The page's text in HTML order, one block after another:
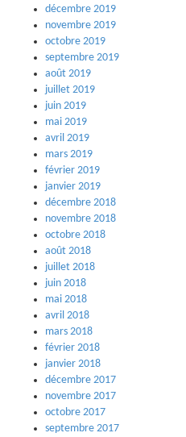
décembre 2019
novembre 2019
octobre 2019
septembre 2019
août 2019
juillet 2019
juin 2019
mai 2019
avril 2019
mars 2019
février 2019
janvier 2019
décembre 2018
novembre 2018
octobre 2018
août 2018
juillet 2018
juin 2018
mai 2018
avril 2018
mars 2018
février 2018
janvier 2018
décembre 2017
novembre 2017
octobre 2017
septembre 2017